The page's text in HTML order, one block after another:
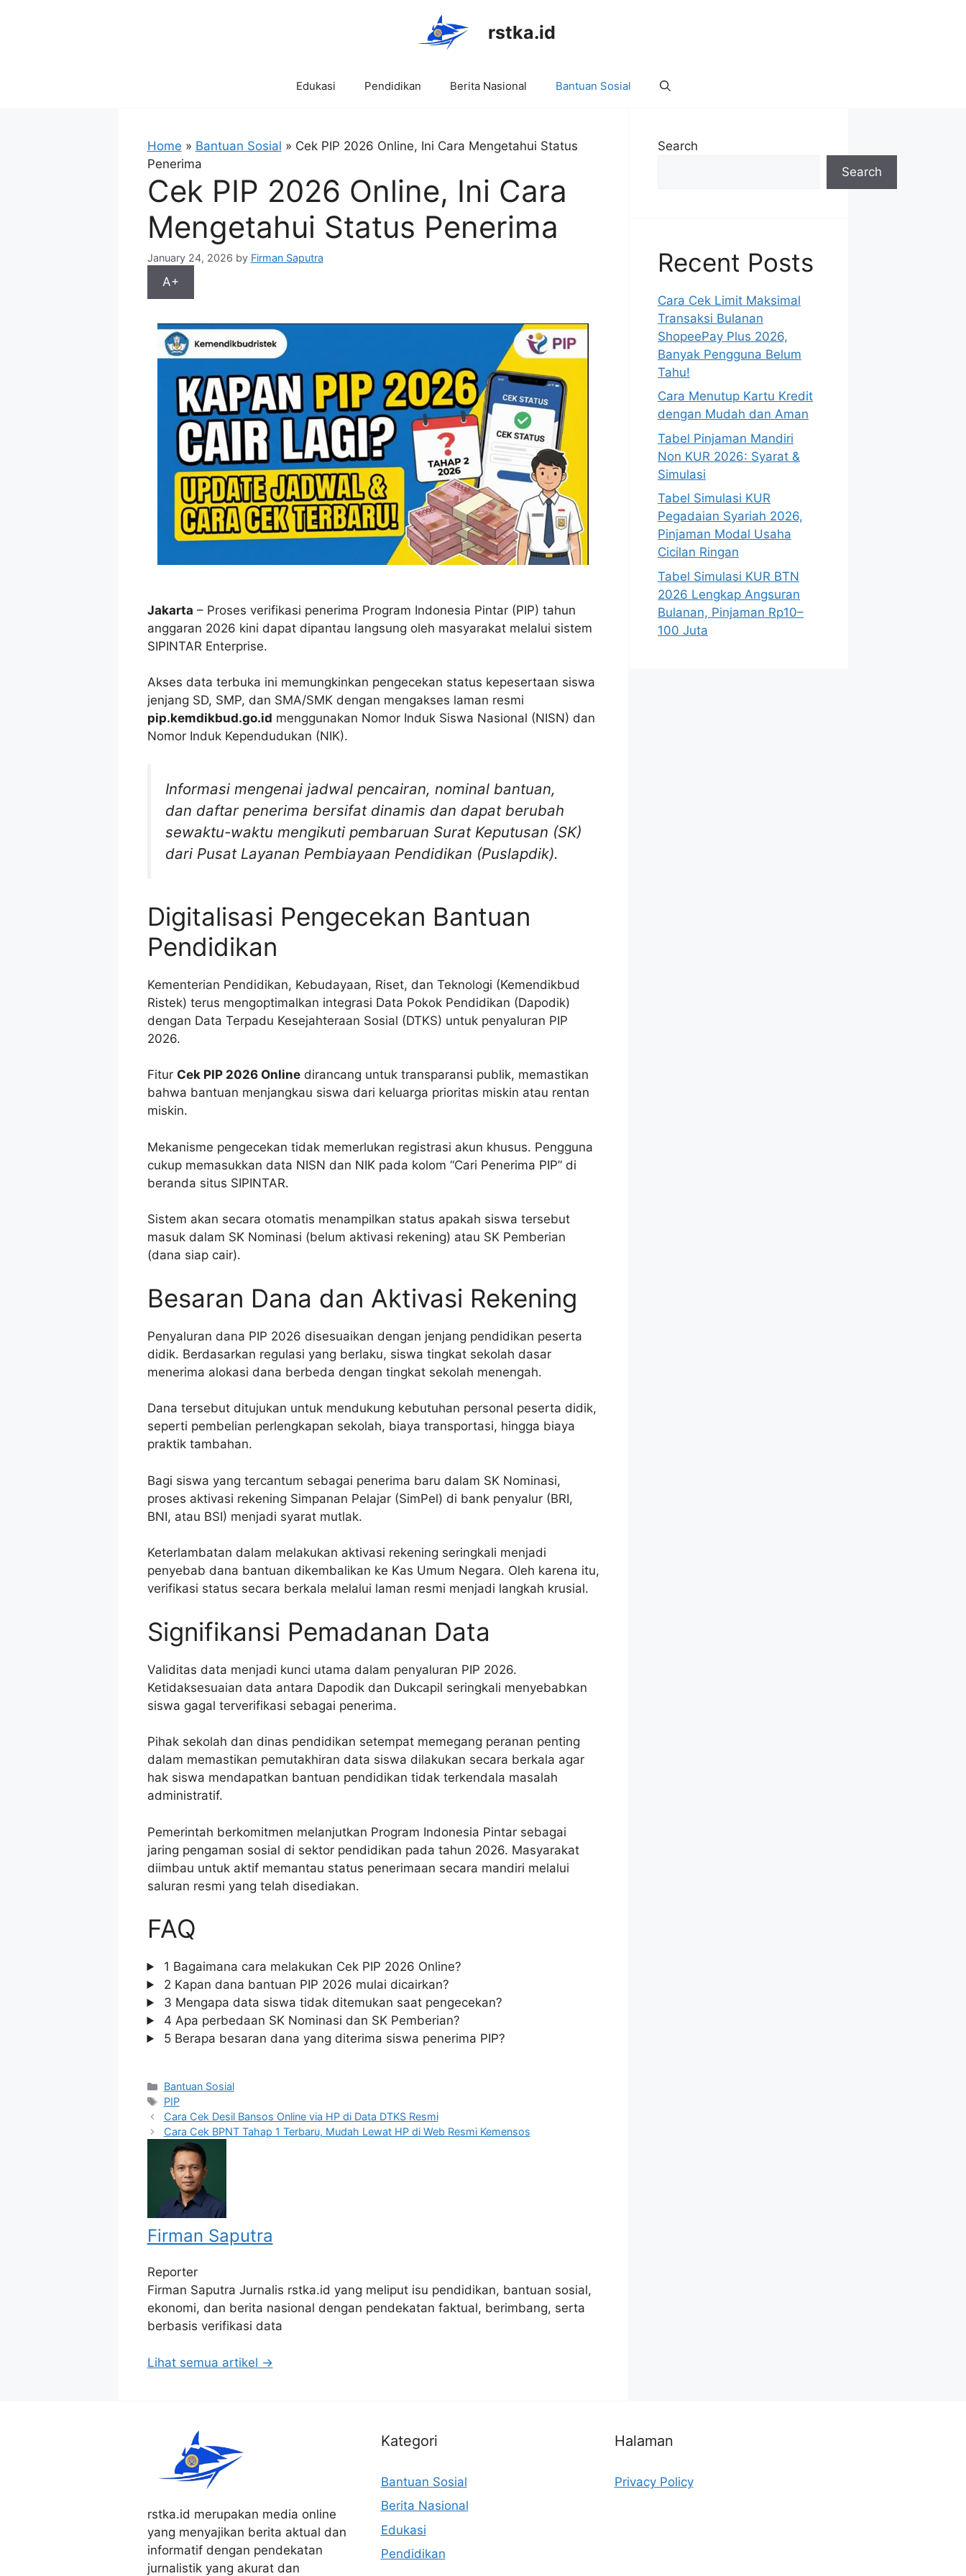
rstka.id
Edukasi Pendidikan Berita Nasional Bantuan Sosial
Home » Bantuan Sosial » Cek PIP 2026 Online, Ini Cara Mengetahui Status
Penerima
Cek PIP 2026 Online, Ini Cara
Mengetahui Status Penerima
January 24, 2026 by Firman Saputra
A+
Jakarta – Proses verifikasi penerima Program Indonesia Pintar (PIP) tahun
anggaran 2026 kini dapat dipantau langsung oleh masyarakat melalui sistem
SIPINTAR Enterprise.
Akses data terbuka ini memungkinkan pengecekan status kepesertaan siswa
jenjang SD, SMP, dan SMA/SMK dengan mengakses laman resmi
pip.kemdikbud.go.id menggunakan Nomor Induk Siswa Nasional (NISN) dan
Nomor Induk Kependudukan (NIK).
Informasi mengenai jadwal pencairan, nominal bantuan,
dan daftar penerima bersifat dinamis dan dapat berubah
sewaktu-waktu mengikuti pembaruan Surat Keputusan (SK)
dari Pusat Layanan Pembiayaan Pendidikan (Puslapdik).
Digitalisasi Pengecekan Bantuan
Pendidikan
Kementerian Pendidikan, Kebudayaan, Riset, dan Teknologi (Kemendikbud
Ristek) terus mengoptimalkan integrasi Data Pokok Pendidikan (Dapodik)
dengan Data Terpadu Kesejahteraan Sosial (DTKS) untuk penyaluran PIP
2026.
Fitur Cek PIP 2026 Onlinedirancang untuk transparansi publik, memastikan
bahwa bantuan menjangkau siswa dari keluarga prioritas miskin atau rentan
miskin.
Mekanisme pengecekan tidak memerlukan registrasi akun khusus. Pengguna
cukup memasukkan data NISN dan NIK pada kolom “Cari Penerima PIP” di
beranda situs SIPINTAR.
Sistem akan secara otomatis menampilkan status apakah siswa tersebut
masuk dalam SK Nominasi (belum aktivasi rekening) atau SK Pemberian
(dana siap cair).
Besaran Dana dan Aktivasi Rekening
Penyaluran dana PIP 2026 disesuaikan dengan jenjang pendidikan peserta
didik. Berdasarkan regulasi yang berlaku, siswa tingkat sekolah dasar
menerima alokasi dana berbeda dengan tingkat sekolah menengah.
Dana tersebut ditujukan untuk mendukung kebutuhan personal peserta didik,
seperti pembelian perlengkapan sekolah, biaya transportasi, hingga biaya
praktik tambahan.
Bagi siswa yang tercantum sebagai penerima baru dalam SK Nominasi,
proses aktivasi rekening Simpanan Pelajar (SimPel) di bank penyalur (BRI,
BNI, atau BSI) menjadi syarat mutlak.
Keterlambatan dalam melakukan aktivasi rekening seringkali menjadi
penyebab dana bantuan dikembalikan ke Kas Umum Negara. Oleh karena itu,
verifikasi status secara berkala melalui laman resmi menjadi langkah krusial.
Signifikansi Pemadanan Data
Validitas data menjadi kunci utama dalam penyaluran PIP 2026.
Ketidaksesuaian data antara Dapodik dan Dukcapil seringkali menyebabkan
siswa gagal terverifikasi sebagai penerima.
Pihak sekolah dan dinas pendidikan setempat memegang peranan penting
dalam memastikan pemutakhiran data siswa dilakukan secara berkala agar
hak siswa mendapatkan bantuan pendidikan tidak terkendala masalah
administratif.
Pemerintah berkomitmen melanjutkan Program Indonesia Pintar sebagai
jaring pengaman sosial di sektor pendidikan pada tahun 2026. Masyarakat
diimbau untuk aktif memantau status penerimaan secara mandiri melalui
saluran resmi yang telah disediakan.
FAQ
1 Bagaimana cara melakukan Cek PIP 2026 Online?
2 Kapan dana bantuan PIP 2026 mulai dicairkan?
3 Mengapa data siswa tidak ditemukan saat pengecekan?
4 Apa perbedaan SK Nominasi dan SK Pemberian?
5Berapa besaran dana yang diterima siswa penerima PIP?
Categories
Bantuan Sosial
Tags
PIP
Cara Cek Desil Bansos Online via HP di Data DTKS Resmi
Cara Cek BPNT Tahap 1 Terbaru, Mudah Lewat HP di Web Resmi Kemensos
Firman Saputra
Reporter
Firman Saputra Jurnalis rstka.id yang meliput isu pendidikan, bantuan sosial,
ekonomi, dan berita nasional dengan pendekatan faktual, berimbang, serta
berbasis verifikasi data
Lihat semua artikel →
Search
Search
Recent Posts
Cara Cek Limit Maksimal
Transaksi Bulanan
ShopeePay Plus 2026,
Banyak Pengguna Belum
Tahu!
Cara Menutup Kartu Kredit
dengan Mudah dan Aman
Tabel Pinjaman Mandiri
Non KUR 2026: Syarat &
Simulasi
Tabel Simulasi KUR
Pegadaian Syariah 2026,
Pinjaman Modal Usaha
Cicilan Ringan
Tabel Simulasi KUR BTN
2026 Lengkap Angsuran
Bulanan, Pinjaman Rp10–
100 Juta
rstka.id merupakan media online
yang menyajikan berita aktual dan
informatif dengan pendekatan
jurnalistik yang akurat dan
Kategori
Bantuan Sosial
Berita Nasional
Edukasi
Pendidikan
Halaman
Privacy Policy